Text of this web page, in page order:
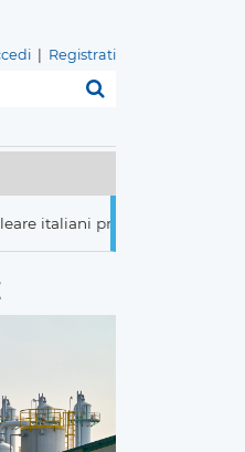
Registrati
a tutto per risparmiare